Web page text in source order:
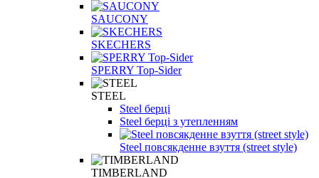
SAUCONY
SKECHERS
SPERRY Top-Sider
STEEL
Steel берці
Steel берці з утепленням
Steel повсякденне взуття (street style)
TIMBERLAND